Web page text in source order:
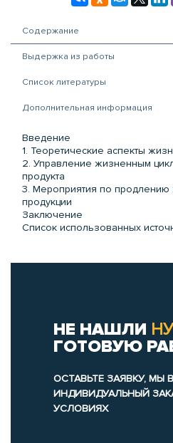
Содержание
Выдержка из работы
Список литературы
Дополнительная информация
Введение
1. Теоретические аспекты
2. Управление жизненным
продукта
3. Мероприятия по продлению
продукции
Заключение
Список использованных
НЕ НАШЛИ
ГОТОВУЮ
ОСТАВЬТЕ ЗАЯВКУ, МЫ
ИНДИВИДУАЛЬНЫЙ
УСЛОВИЯХ